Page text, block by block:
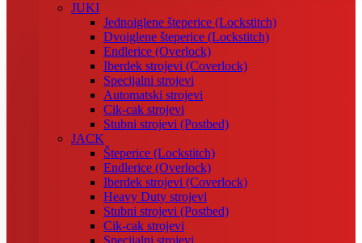
JUKI
Jednoiglene šteperice (Lockstitch)
Dvoiglene šteperice (Lockstitch)
Endlerice (Overlock)
Iberdek strojevi (Coverlock)
Specijalni strojevi
Automatski strojevi
Cik-cak strojevi
Stubni strojevi (Postbed)
JACK
Šteperice (Lockstitch)
Endlerice (Overlock)
Iberdek strojevi (Coverlock)
Heavy Duty strojevi
Stubni strojevi (Postbed)
Cik-cak strojevi
Specijalni strojevi